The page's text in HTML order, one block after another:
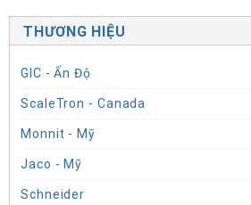
THƯƠNG HIỆU
GIC - Ấn Độ
ScaleTron - Canada
Monnit - Mỹ
Jaco - Mỹ
Schneider